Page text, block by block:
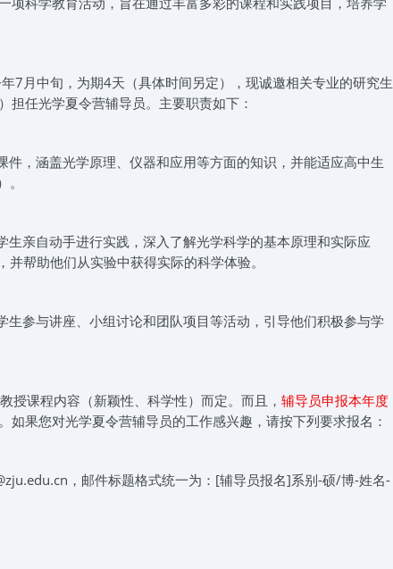
7月中旬，为期4天（具体时间另定），现诚邀相关专业的研究生
）担任光学夏令营辅导员。主要职责如下：
，涵盖光学原理、仪器和应用等方面的知识，并能适应高中生
亲自动手进行实践，深入了解光学科学的基本原理和实际应
帮助他们从实验中获得实际的科学体验。
参与讲座、小组讨论和团队项目等活动，引导他们积极参与学
授课程内容（新颖性、科学性）而定。而且， 辅导员申报本年度
。如果您对光学夏令营辅导员的工作感兴趣，请按下列要求报名：
，邮件标题格式统一为：[辅导员报名]系别-硕/博-姓名-